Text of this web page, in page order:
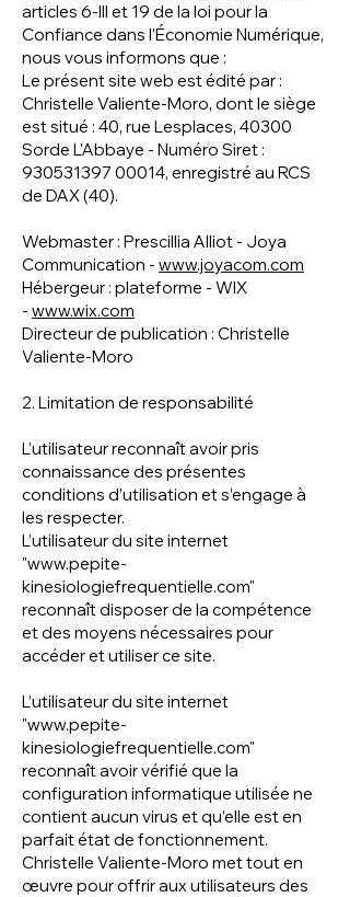
articles 6-III et 19 de la loi pour la
Confiance dans l’Économie Numérique,
nous vous informons que :
Le présent site web est édité par :
Christelle Valiente-Moro, dont le siège
est situé : 40, rue Lesplaces, 40300
Sorde L'Abbaye - Numéro Siret :
930531397 00014, enregistré au RCS
de DAX (40).
Webmaster : Prescillia Alliot - Joya
Communication - www.joyacom.com
Hébergeur : plateforme - WIX
- www.wix.com
Directeur de publication : Christelle
Valiente-Moro
2. Limitation de responsabilité
L’utilisateur reconnaît avoir pris
connaissance des présentes
conditions d’utilisation et s’engage à
les respecter.
L’utilisateur du site internet
"www.pepite-
kinesiologiefrequentielle.com"
reconnaît disposer de la compétence
et des moyens nécessaires pour
accéder et utiliser ce site.
L’utilisateur du site internet
"www.pepite-
kinesiologiefrequentielle.com"
reconnaît avoir vérifié que la
configuration informatique utilisée ne
contient aucun virus et qu’elle est en
parfait état de fonctionnement.
Christelle Valiente-Moro met tout en
œuvre pour offrir aux utilisateurs des